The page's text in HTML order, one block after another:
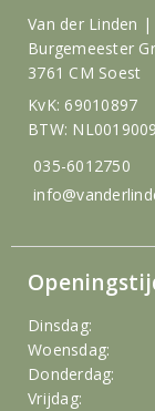
Van der Linden
Burgemeester
3761 CM Soest
KvK: 69010897
BTW:
035-6012750
Dinsdag:
Woensdag:
Donderdag:
Vrijdag: